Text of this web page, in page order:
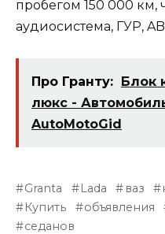
пробегом 150 000 км,
аудиосистема, ГУР,
Про Гранту: Блок
люкс -
AutoMotoGid
Granta Lada ваз
Купить
объявления
седанов